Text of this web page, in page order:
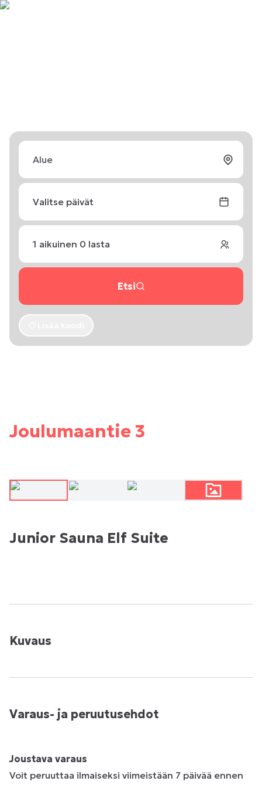
Valitse päivät
1 aikuinen 0 lasta
Etsi
Joulumaantie 3
Junior Sauna Elf Suite
Kuvaus
Varaus- ja peruutusehdot
Joustava varaus
Voit peruuttaa ilmaiseksi viimeistään 7 päivää ennen